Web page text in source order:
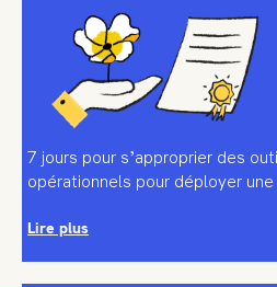
7 jours pour s’approprier des
opérationnels pour déployer une
Lire plus